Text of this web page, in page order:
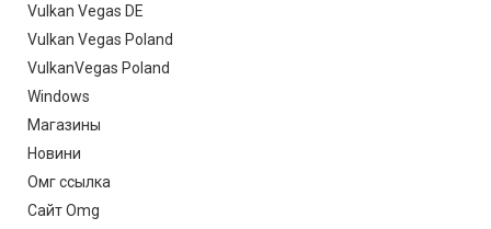
Vulkan Vegas DE
Vulkan Vegas Poland
VulkanVegas Poland
Windows
Магазины
Новини
Омг ссылка
Сайт Omg